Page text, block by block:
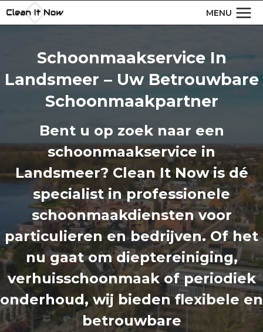
Doorgaan
naar
MENU
Schoonmaakservice In
Landsmeer – Uw Betrouwbare
Schoonmaakpartner
Bent u op zoek naar een
schoonmaakservice in
Landsmeer? Clean It Now is dé
specialist in professionele
schoonmaakdiensten voor
particulieren en bedrijven. Of het
nu gaat om dieptereiniging,
verhuisschoonmaak of periodiek
onderhoud, wij bieden flexibele en
betrouwbare